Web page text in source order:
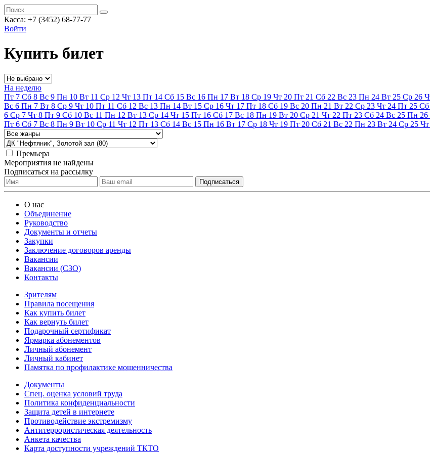
Касса: +7 (3452) 68-77-77
Войти
Купить билет
На неделю
Пт 7 Сб 8 Вс 9 Пн 10 Вт 11 Ср 12 Чт 13 Пт 14 Сб 15 Вс 16 Пн 17 Вт 18 Ср 19 Чт 20 Пт 21 Сб 22 Вс 23 Пн 24 Вт 25 Ср 26
Вс 6 Пн 7 Вт 8 Ср 9 Чт 10 Пт 11 Сб 12 Вс 13 Пн 14 Вт 15 Ср 16 Чт 17 Пт 18 Сб 19 Вс 20 Пн 21 Вт 22 Ср 23 Чт 24 Пт 25 Сб
6 Ср 7 Чт 8 Пт 9 Сб 10 Вс 11 Пн 12 Вт 13 Ср 14 Чт 15 Пт 16 Сб 17 Вс 18 Пн 19 Вт 20 Ср 21 Чт 22 Пт 23 Сб 24 Вс 25 Пн 26
Пт 6 Сб 7 Вс 8 Пн 9 Вт 10 Ср 11 Чт 12 Пт 13 Сб 14 Вс 15 Пн 16 Вт 17 Ср 18 Чт 19 Пт 20 Сб 21 Вс 22 Пн 23 Вт 24 Ср 25 Чт
Премьера
Мероприятия не найдены
Подписаться на рассылку
О нас
Объединение
Руководство
Документы и отчеты
Закупки
Заключение договоров аренды
Вакансии
Вакансии (СЗО)
Контакты
Зрителям
Правила посещения
Как купить билет
Как вернуть билет
Подарочный сертификат
Ярмарка абонементов
Личный абонемент
Личный кабинет
Памятка по профилактике мошенничества
Документы
Спец. оценка условий труда
Политика конфиденциальности
Защита детей в интернете
Противодействие экстремизму
Антитеррористическая деятельность
Анкета качества
Карта доступности учреждений ТКТО